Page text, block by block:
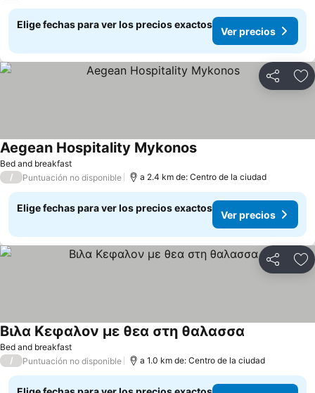
Elige fechas para ver los precios exactos
Ver precios
Compartir
Bed and breakfast
Aegean Hospitality Mykonos
/ Puntuación no disponible a 2.4 km de: Centro de la ciudad
Elige fechas para ver los precios exactos
Ver precios
Compartir
Bed and breakfast
Βιλα Κεφαλον με θεα στη θαλασσα
/ Puntuación no disponible a 1.0 km de: Centro de la ciudad